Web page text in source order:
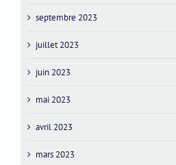
septembre 2023
juillet 2023
juin 2023
mai 2023
avril 2023
mars 2023